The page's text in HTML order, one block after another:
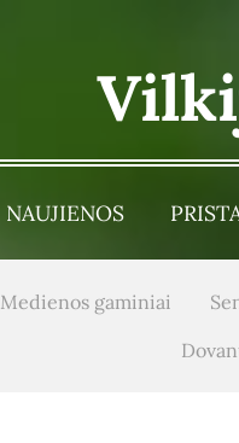
NAUJIENOS
Medienos gaminiai